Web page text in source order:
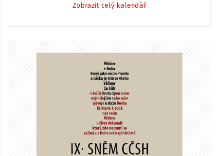
Zobrazit celý kalendář